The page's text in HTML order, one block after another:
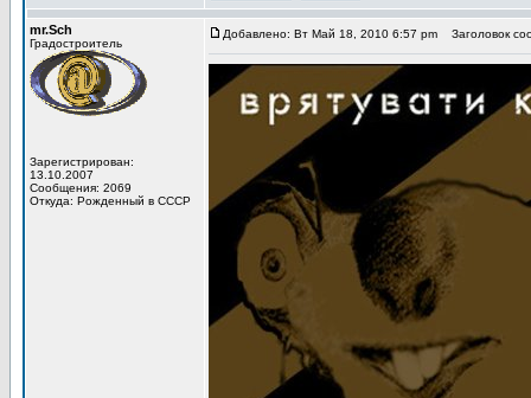
mr.Sch
Градостроитель
Зарегистрирован:
13.10.2007
Сообщения: 2069
Откуда: Рожденный в СССР
Добавлено: Вт Май 18, 2010 6:57 pm Заголовок